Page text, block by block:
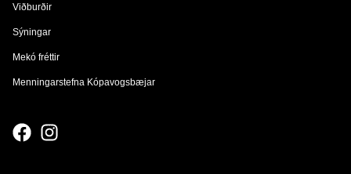
Viðburðir
Sýningar
Mekó fréttir
Menningarstefna Kópavogsbæjar